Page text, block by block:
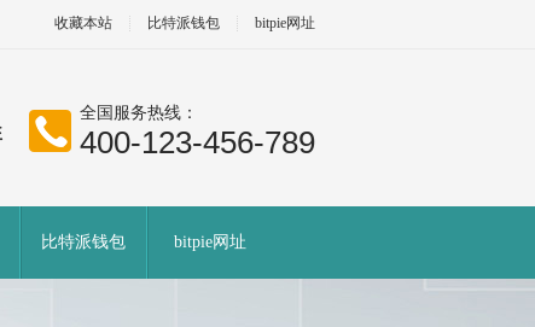
收藏本站 比特派钱包 bitpie网址
全国服务热线：
400-123-456-789
比特派钱包 bitpie网址